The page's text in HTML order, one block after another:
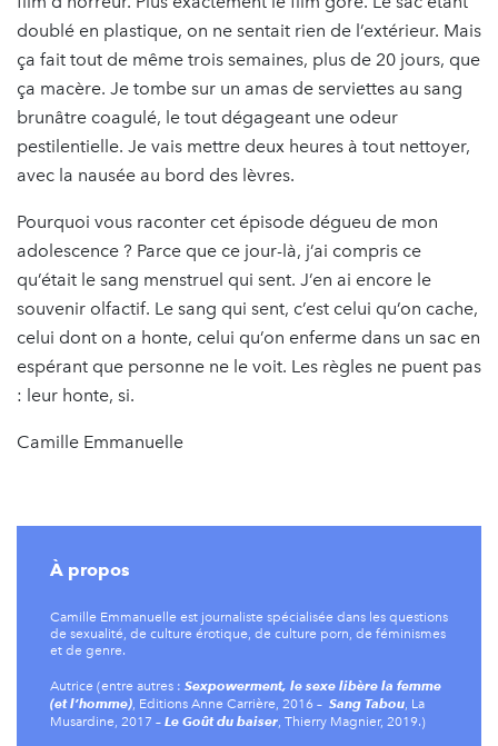
doublé en plastique, on ne sentait rien de l’extérieur. Mais
ça fait tout de même trois semaines, plus de 20 jours, que
ça macère. Je tombe sur un amas de serviettes au sang
brunâtre coagulé, le tout dégageant une odeur
pestilentielle. Je vais mettre deux heures à tout nettoyer,
avec la nausée au bord des lèvres.
Pourquoi vous raconter cet épisode dégueu de mon
adolescence ? Parce que ce jour-là, j’ai compris ce
qu’était le sang menstruel qui sent. J’en ai encore le
souvenir olfactif. Le sang qui sent, c’est celui qu’on cache,
celui dont on a honte, celui qu’on enferme dans un sac en
espérant que personne ne le voit. Les règles ne puent pas
: leur honte, si.
Camille Emmanuelle
À propos
Camille Emmanuelle est journaliste spécialisée dans les questions
de sexualité, de culture érotique, de culture porn, de féminismes
et de genre.
Autrice (entre autres : Sexpowerment, le sexe libère la femme
(et l’homme) , Editions Anne Carrière, 2016 – Sang Tabou , La
Musardine, 2017 – Le Goût du baiser , Thierry Magnier, 2019.)